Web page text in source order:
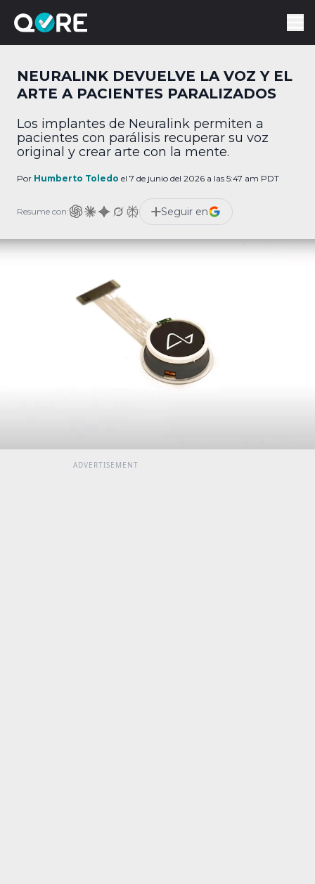
NEURALINK DEVUELVE LA VOZ Y EL
ARTE A PACIENTES PARALIZADOS
Los implantes de Neuralink permiten a
pacientes con parálisis recuperar su voz
original y crear arte con la mente.
Por Humberto Toledo el 7 de junio del 2026 a las 5:47 am PDT
Resume con: Seguir en